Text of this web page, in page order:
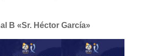
B «Sr. Héctor García»